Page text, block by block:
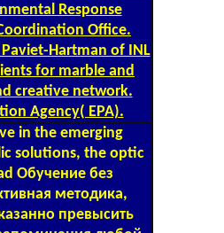
Response
Office.
Hartman of INL
for marble and
creative network.
Agency( EPA).
in the emerging
solutions, the optic
Обучение без
методика,
превысить